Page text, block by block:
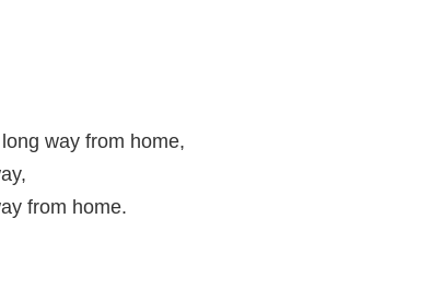
way from home,
from home.